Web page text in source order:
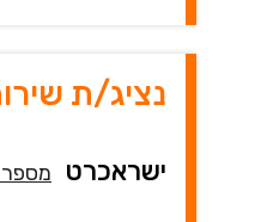
נציג/ת
ישראכרט מספר